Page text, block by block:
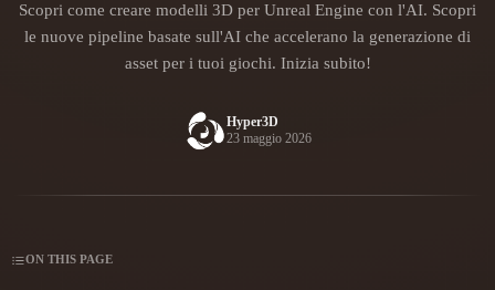
API
Integra la nostra AI creativa
nella tua app o nel tuo flusso
di lavoro.
Miglioratore immagini IA Motore di ricerca per modelli 3D
Ricerca Blog
Scopri come creare modelli 3D per Unreal Engine con l'AI. Scopri
le nuove pipeline basate sull'AI che accelerano la generazione di
asset per i tuoi giochi. Inizia subito!
Hyper3D
23 maggio 2026
ON THIS PAGE